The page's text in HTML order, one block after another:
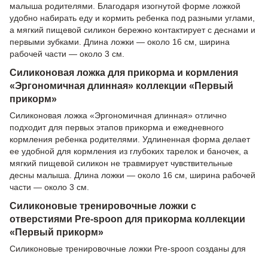
малыша родителями. Благодаря изогнутой форме ложкой
удобно набирать еду и кормить ребенка под разными углами,
а мягкий пищевой силикон бережно контактирует с деснами и
первыми зубками. Длина ложки — около 16 см, ширина
рабочей части — около 3 см.
Силиконовая ложка для прикорма и кормления
«Эргономичная длинная» коллекции «Первый
прикорм»
Силиконовая ложка «Эргономичная длинная» отлично
подходит для первых этапов прикорма и ежедневного
кормления ребенка родителями. Удлиненная форма делает
ее удобной для кормления из глубоких тарелок и баночек, а
мягкий пищевой силикон не травмирует чувствительные
десны малыша. Длина ложки — около 16 см, ширина рабочей
части — около 3 см.
Силиконовые тренировочные ложки с
отверстиями Pre-spoon для прикорма коллекции
«Первый прикорм»
Силиконовые тренировочные ложки Pre-spoon созданы для